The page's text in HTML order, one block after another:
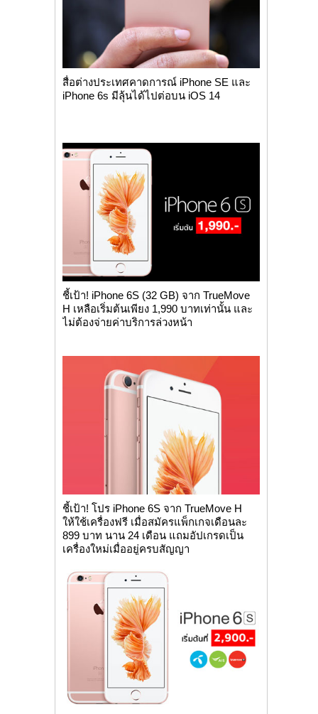
สื่อต่างประเทศคาดการณ์ iPhone SE และ
iPhone 6s มีลุ้นได้ไปต่อบน iOS 14
ชี้เป้า! iPhone 6S (32 GB) จาก TrueMove
H เหลือเริ่มต้นเพียง 1,990 บาทเท่านั้น และ
ไม่ต้องจ่ายค่าบริการล่วงหน้า
ชี้เป้า! โปร iPhone 6S จาก TrueMove H
ให้ใช้เครื่องฟรี เมื่อสมัครแพ็กเกจเดือนละ
899 บาท นาน 24 เดือน แถมอัปเกรดเป็น
เครื่องใหม่เมื่ออยู่ครบสัญญา